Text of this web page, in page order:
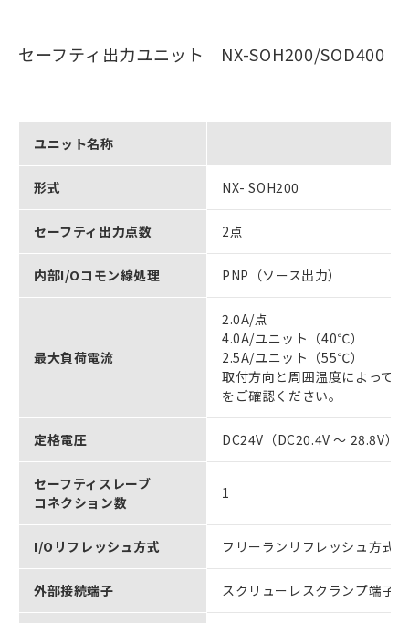
セーフティ出力ユニット NX-SOH200/SOD400
ユニット名称
形式 NX- SOH200
セーフティ出力点数 2点
内部I/Oコモン線処理 PNP（ソース出力）
最大負荷電流
2.0A/点
4.0A/ユニット（40℃）
2.5A/ユニット（55℃）
取付方向と周囲温度によって
をご確認ください。
定格電圧 DC24V（DC20.4V ～ 28.8V）
セーフティスレーブ
コネクション数
1
I/Oリフレッシュ方式 フリーランリフレッシュ方式
外部接続端子 スクリューレスクランプ端子